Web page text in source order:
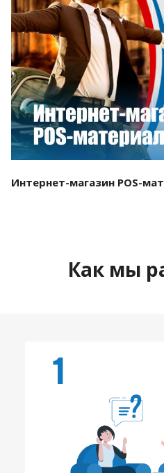
Смотреть
Интернет-магазин POS-
Как мы
1